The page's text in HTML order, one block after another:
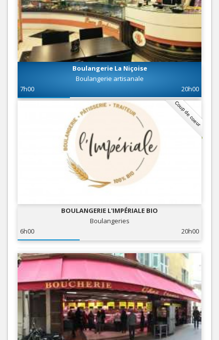
Boulangerie La Niçoise
Boulangerie artisanale
7h00
20h00
Coup de coeur
BOULANGERIE L'IMPÉRIALE BIO
Boulangeries
6h00
20h00